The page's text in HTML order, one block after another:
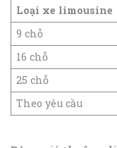
Loại xe limousine
9 chỗ
16 chỗ
25 chỗ
Theo yêu cầu